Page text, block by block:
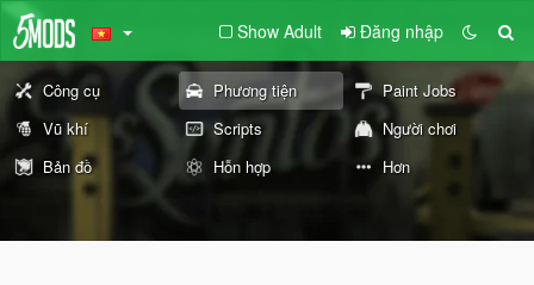
Show Adult Đăng nhập
Công cụ Phương tiện
Paint Jobs
Vũ khí
Scripts
Người chơi
Bản đồ
Hỗn hợp Hơn